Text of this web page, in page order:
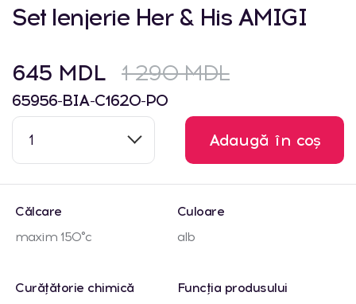
Set lenjerie Her & His AMIGI
645 MDL 1 290 MDL
65956-BIA-C1620-PO
1 Adaugă în coș
Călcare
maxim 150°c
Culoare
alb
Curățătorie chimică
Funcția produsului